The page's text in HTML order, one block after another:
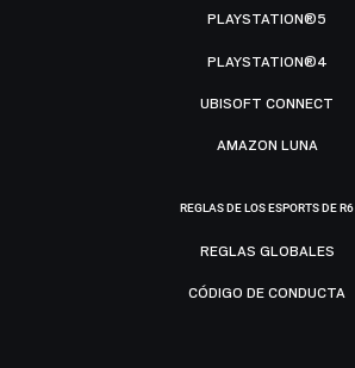
PLAYSTATION®5
PLAYSTATION®4
UBISOFT CONNECT
AMAZON LUNA
REGLAS DE LOS ESPORTS DE R6
REGLAS GLOBALES
CÓDIGO DE CONDUCTA